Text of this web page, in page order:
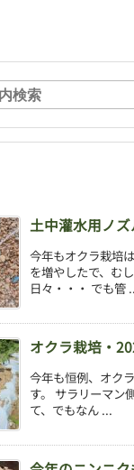
土中灌水用ノ
今年もオクラ栽培
を増やしたで、む
日々・・・ でも管
オクラ栽培・
今年も恒例、オク
す。 サラリーマン
て、でもなん ...